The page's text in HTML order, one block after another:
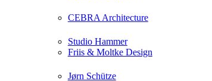
CEBRA Architecture
Studio Hammer
Friis & Moltke Design
Jørn Schütze